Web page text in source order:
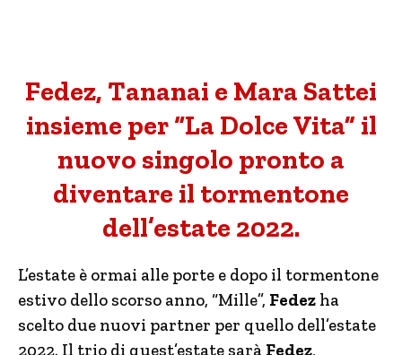
Fedez, Tananai e Mara Sattei
insieme per “La Dolce Vita” il
nuovo singolo pronto a
diventare il tormentone
dell’estate 2022.
L’estate è ormai alle porte e dopo il tormentone
estivo dello scorso anno, “Mille”, Fedez ha
scelto due nuovi partner per quello dell’estate
2022. Il trio di quest’estate sarà Fedez,